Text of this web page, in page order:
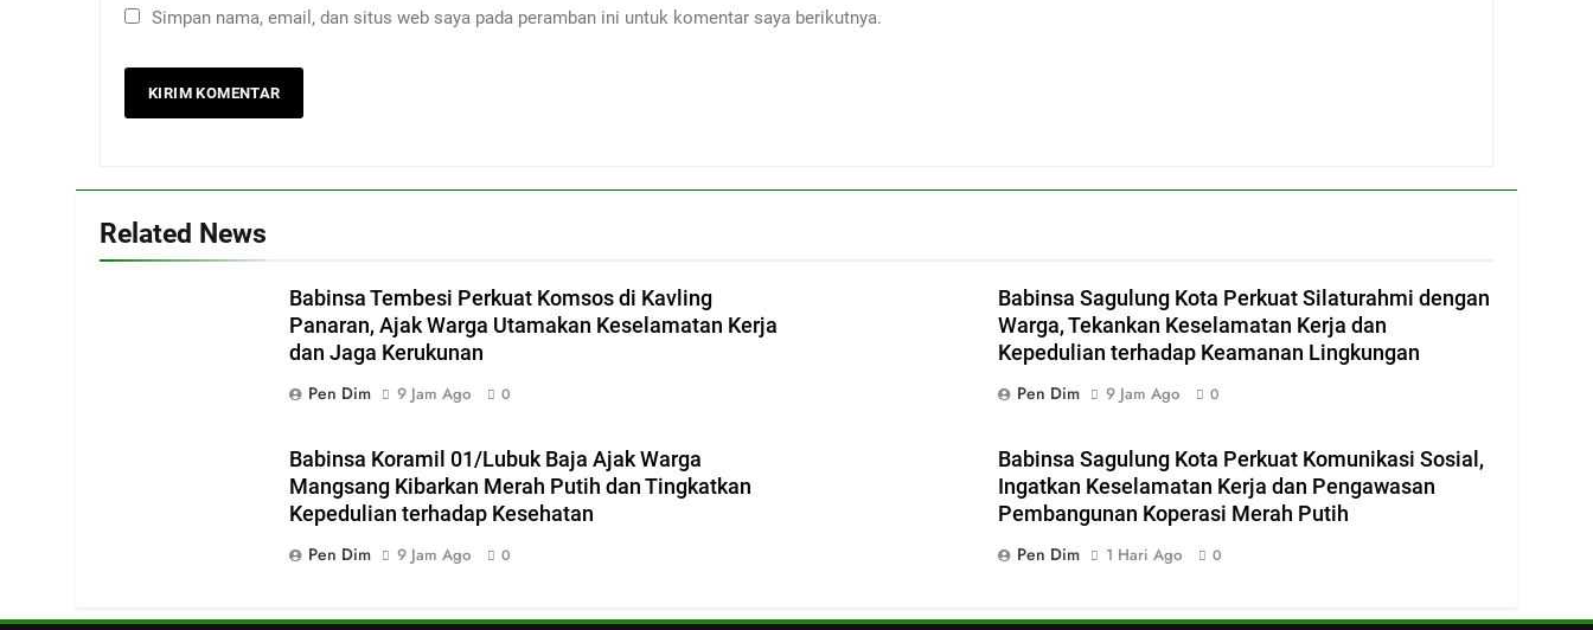
Simpan nama, email, dan situs web saya pada peramban ini untuk komentar saya berikutnya.
Related News
Babinsa Tembesi Perkuat Komsos di Kavling
Panaran, Ajak Warga Utamakan Keselamatan Kerja
dan Jaga Kerukunan
Pen Dim
9 Jam Ago 0
Babinsa Sagulung Kota Perkuat Silaturahmi dengan
Warga, Tekankan Keselamatan Kerja dan
Kepedulian terhadap Keamanan Lingkungan
Pen Dim
9 Jam Ago 0
Babinsa Koramil 01/Lubuk Baja Ajak Warga
Mangsang Kibarkan Merah Putih dan Tingkatkan
Kepedulian terhadap Kesehatan
Pen Dim
9 Jam Ago 0
Babinsa Sagulung Kota Perkuat Komunikasi Sosial,
Ingatkan Keselamatan Kerja dan Pengawasan
Pembangunan Koperasi Merah Putih
Pen Dim
1 Hari Ago 0